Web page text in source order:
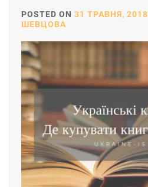
POSTED ON 31 ТРАВНЯ, 2018
ШЕВЦОВА